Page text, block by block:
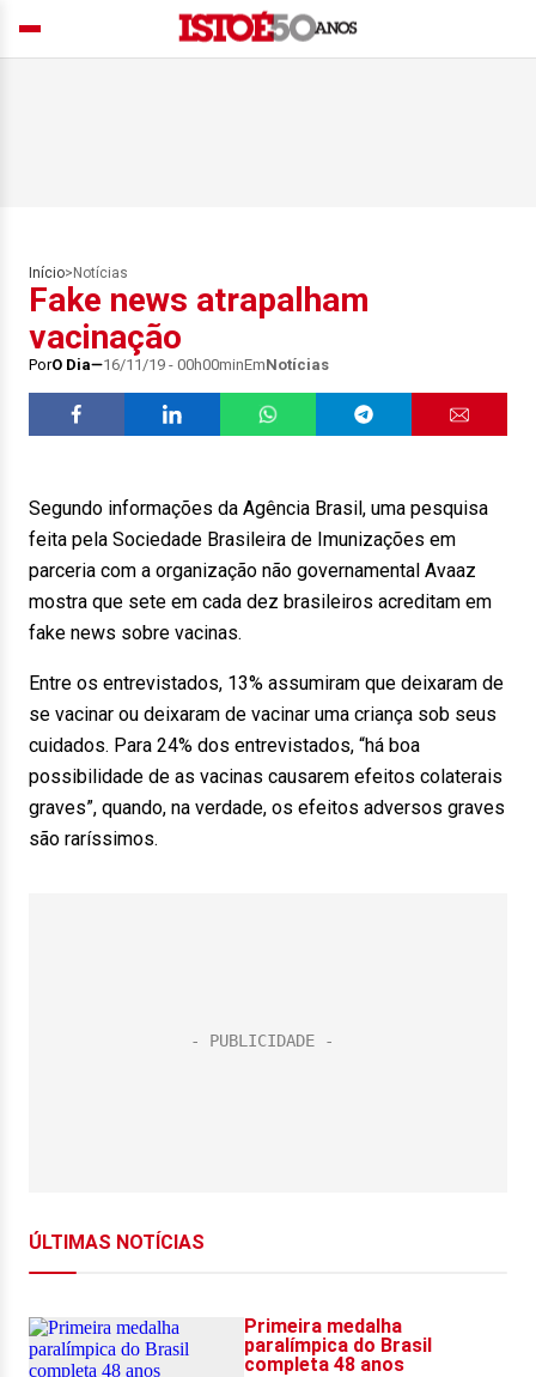
Início> Notícias
Fake news atrapalham
vacinação
PorO Dia 16/11/19 - 00h00minEmNotícias
Segundo informações da Agência Brasil, uma pesquisa
feita pela Sociedade Brasileira de Imunizações em
parceria com a organização não governamental Avaaz
mostra que sete em cada dez brasileiros acreditam em
fake news sobre vacinas.
Entre os entrevistados, 13% assumiram que deixaram de
se vacinar ou deixaram de vacinar uma criança sob seus
cuidados. Para 24% dos entrevistados, “há boa
possibilidade de as vacinas causarem efeitos colaterais
graves”, quando, na verdade, os efeitos adversos graves
são raríssimos.